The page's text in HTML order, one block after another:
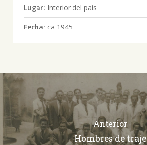
Lugar: Interior del país
Fecha: ca 1945
Anterior
Hombres de traje